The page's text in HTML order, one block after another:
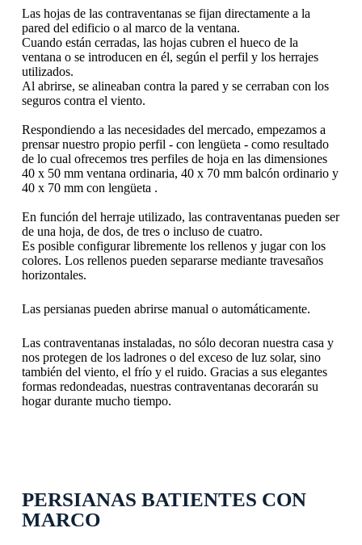
Las hojas de las contraventanas se fijan directamente a la
pared del edificio o al marco de la ventana.
Cuando están cerradas, las hojas cubren el hueco de la
ventana o se introducen en él, según el perfil y los herrajes
utilizados.
Al abrirse, se alineaban contra la pared y se cerraban con los
seguros contra el viento.
Respondiendo a las necesidades del mercado, empezamos a
prensar nuestro propio perfil - con lengüeta - como resultado
de lo cual ofrecemos tres perfiles de hoja en las dimensiones
40 x 50 mm ventana ordinaria, 40 x 70 mm balcón ordinario y
40 x 70 mm con lengüeta .
En función del herraje utilizado, las contraventanas pueden ser
de una hoja, de dos, de tres o incluso de cuatro.
Es posible configurar libremente los rellenos y jugar con los
colores. Los rellenos pueden separarse mediante travesaños
horizontales.
Las persianas pueden abrirse manual o automáticamente.
Las contraventanas instaladas, no sólo decoran nuestra casa y
nos protegen de los ladrones o del exceso de luz solar, sino
también del viento, el frío y el ruido. Gracias a sus elegantes
formas redondeadas, nuestras contraventanas decorarán su
hogar durante mucho tiempo.
PERSIANAS BATIENTES CON
MARCO